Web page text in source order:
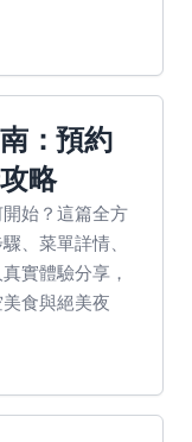
：預約
略
始？這篇全方
、菜單詳情、
實體驗分享，
食與絕美夜